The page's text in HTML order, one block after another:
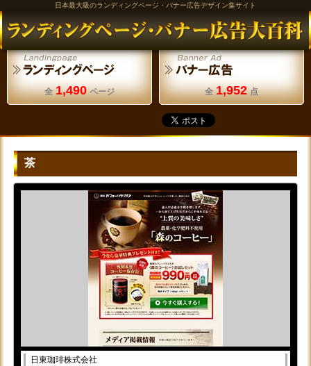
日本最大級のランディングページ・バナー広告デザイン集サイト
全 1,490 ページ 全 1,952 点
茶
日東珈琲株式会社